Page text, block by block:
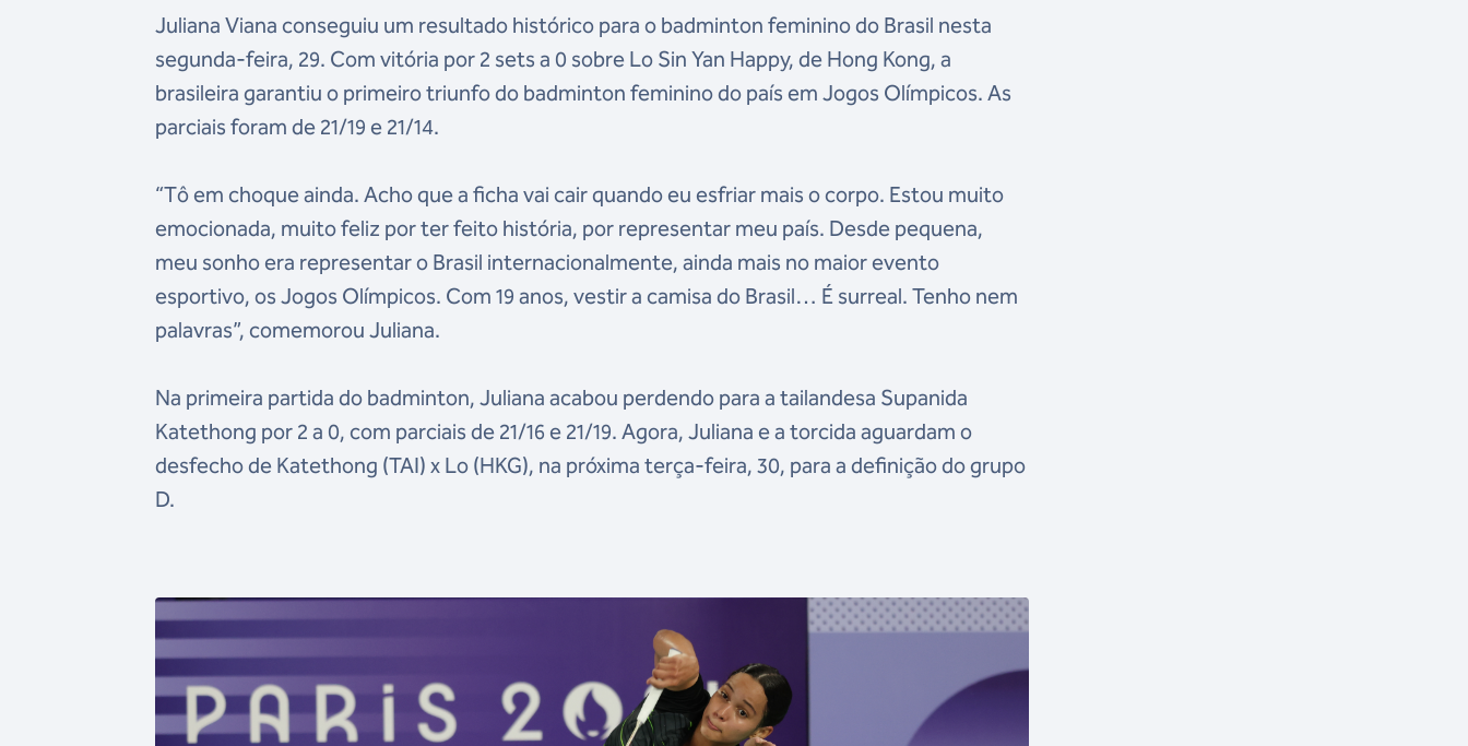
Juliana Viana conseguiu um resultado histórico para o badminton feminino do Brasil nesta
segunda-feira, 29. Com vitória por 2 sets a 0 sobre Lo Sin Yan Happy, de Hong Kong, a
brasileira garantiu o primeiro triunfo do badminton feminino do país em Jogos Olímpicos. As
parciais foram de 21/19 e 21/14.
“Tô em choque ainda. Acho que a ficha vai cair quando eu esfriar mais o corpo. Estou muito
emocionada, muito feliz por ter feito história, por representar meu país. Desde pequena,
meu sonho era representar o Brasil internacionalmente, ainda mais no maior evento
esportivo, os Jogos Olímpicos. Com 19 anos, vestir a camisa do Brasil… É surreal. Tenho nem
palavras”, comemorou Juliana.
Na primeira partida do badminton, Juliana acabou perdendo para a tailandesa Supanida
Katethong por 2 a 0, com parciais de 21/16 e 21/19. Agora, Juliana e a torcida aguardam o
desfecho de Katethong (TAI) x Lo (HKG), na próxima terça-feira, 30, para a definição do grupo
D.